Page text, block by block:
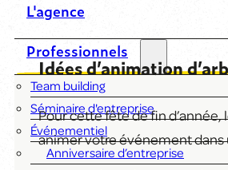
L'agence
Professionnels
Team building
Séminaire d'entreprise
Événementiel
Anniversaire d’entreprise
Idées d’animation
Pour cette fête de fin d’année,
animer votre événement